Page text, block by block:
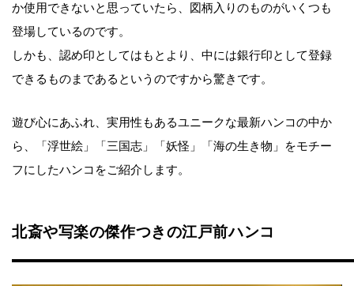
か使用できないと思っていたら、図柄入りのものがいくつも
登場しているのです。
しかも、認め印としてはもとより、中には銀行印として登録
できるものまであるというのですから驚きです。
遊び心にあふれ、実用性もあるユニークな最新ハンコの中か
ら、「浮世絵」「三国志」「妖怪」「海の生き物」をモチー
フにしたハンコをご紹介します。
北斎や写楽の傑作つきの江戸前ハンコ